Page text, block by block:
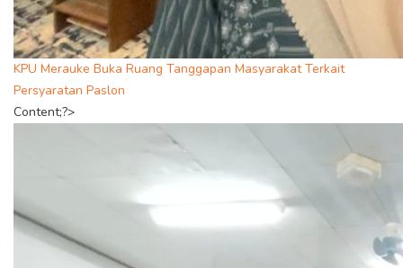
KPU Merauke Buka Ruang Tanggapan Masyarakat Terkait
Persyaratan Paslon
Content;?>